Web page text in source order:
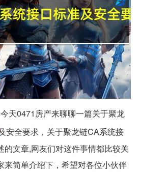
今天0471房产来聊聊一篇关于聚龙
安全要求，关于聚龙链CA系统接
的文章,网友们对这件事情都比较关
来简单介绍下，希望对各位小伙伴